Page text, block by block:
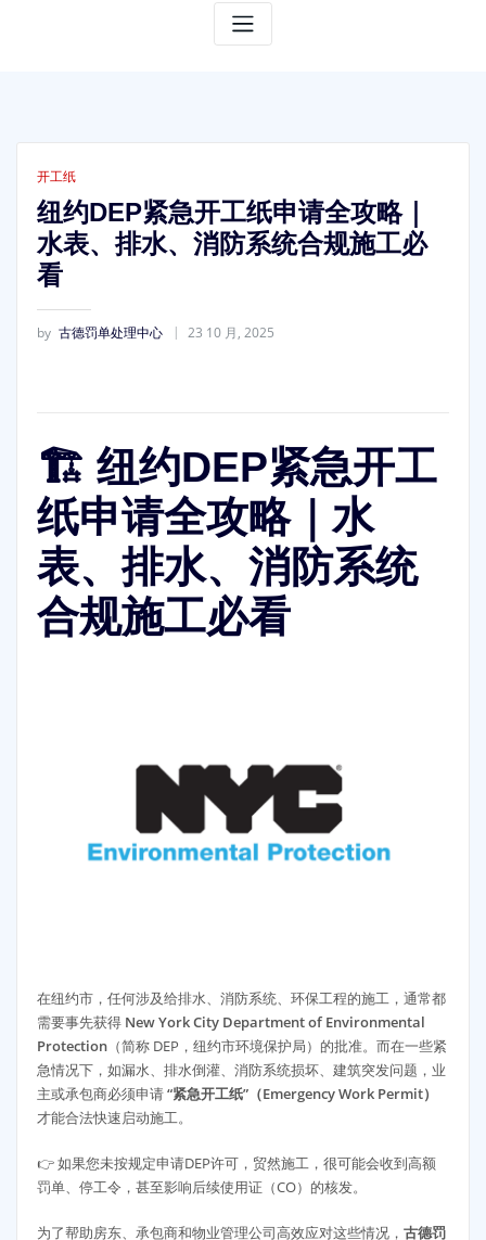
开工纸
纽约DEP紧急开工纸申请全攻略｜
水表、排水、消防系统合规施工必
看
by 古德罚单处理中心 23 10 月, 2025
🏗️ 纽约DEP紧急开工
纸申请全攻略｜水
表、排水、消防系统
合规施工必看
在纽约市，任何涉及给排水、消防系统、环保工程的施工，通常都
需要事先获得 New York City Department of Environmental
Protection（简称 DEP，纽约市环境保护局）的批准。而在一些紧
急情况下，如漏水、排水倒灌、消防系统损坏、建筑突发问题，业
主或承包商必须申请“紧急开工纸”（Emergency Work Permit）
才能合法快速启动施工。
👉 如果您未按规定申请DEP许可，贸然施工，很可能会收到高额
罚单、停工令，甚至影响后续使用证（CO）的核发。
为了帮助房东、承包商和物业管理公司高效应对这些情况， 古德罚